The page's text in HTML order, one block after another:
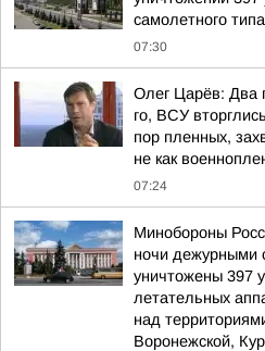
самолетного типа
07:30
Олег Царёв: Два
го, ВСУ
пор пленных,
не как
07:24
Минобороны
ночи дежурными
уничтожены 397
летательных
над
Воронежской,